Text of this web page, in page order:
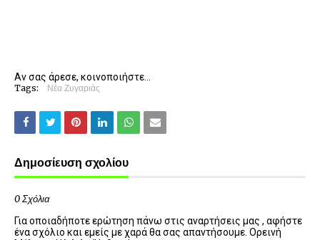
Αν σας άρεσε, κοινοποιήστε...
Tags: Νέα Ζυγαριάς
Δημοσίευση σχολίου
0 Σχόλια
Για οποιαδήποτε ερώτηση πάνω στις αναρτήσεις μας , αφήστε
ένα σχόλιο και εμείς με χαρά θα σας απαντήσουμε. Ορεινή